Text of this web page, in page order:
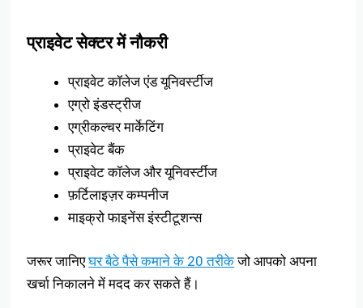
प्राइवेट सेक्टर में नौकरी
प्राइवेट कॉलेज एंड यूनिवर्स्टीज
एग्रो इंडस्ट्रीज
एग्रीकल्चर मार्केटिंग
प्राइवेट बैंक
प्राइवेट कॉलेज और यूनिवर्स्टीज
फ़र्टिलाइज़र कम्पनीज
माइक्रो फाइनेंस इंस्टीटूशन्स
जरूर जानिएघर बैठे पैसे कमाने के 20 तरीकेजो आपको अपना
खर्चा निकालने में मदद कर सकते हैं।